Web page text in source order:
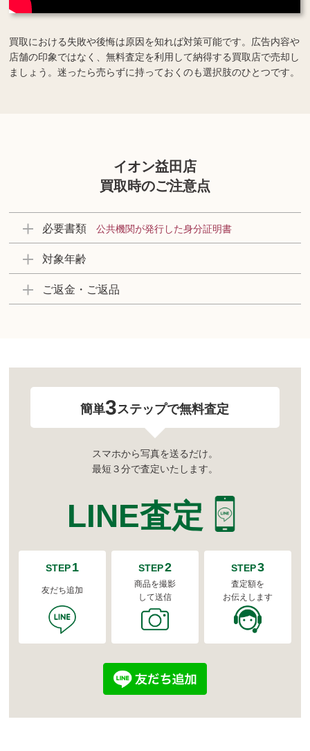
買取における失敗や後悔は原因を知れば対策可能です。広告内容や
店舗の印象ではなく、無料査定を利用して納得する買取店で売却し
ましょう。迷ったら売らずに持っておくのも選択肢のひとつです。
イオン益田店
買取時のご注意点
必要書類 公共機関が発行した身分証明書
対象年齢
ご返金・ご返品
簡単3ステップで無料査定
スマホから写真を送るだけ。
最短３分で査定いたします。
LINE査定
STEP1
友だち追加
STEP2
商品を撮影
して送信
STEP3
査定額を
お伝えします